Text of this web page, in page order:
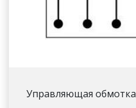
Управляющая обмотка